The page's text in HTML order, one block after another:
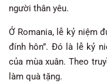
người thân yêu.
Ở Romania, lễ kỷ niệm
đính hôn”. Đó là lễ kỷ
của mùa xuân. Theo
làm quà tặng.